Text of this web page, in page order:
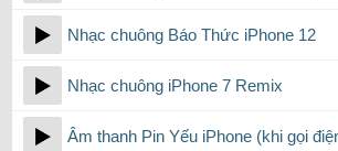
Nhạc chuông Báo Thức iPhone 12
Nhạc chuông iPhone 7 Remix
Âm thanh Pin Yếu iPhone (khi gọi